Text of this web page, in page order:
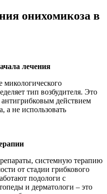
онихомикоза в
лечения
микологического
тип возбудителя. Это
антигрибковым действием
а не использовать
системную терапию
от стадии грибкового
подологи с
и дерматологи – это